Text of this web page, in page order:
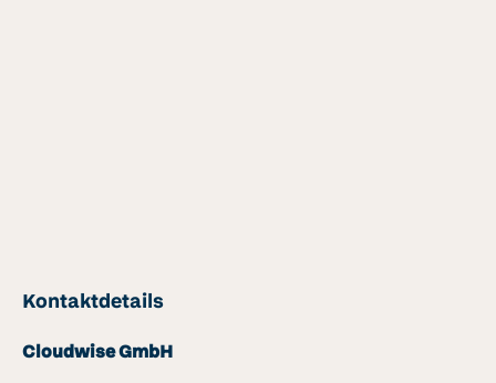
Kontaktdetails
Cloudwise GmbH